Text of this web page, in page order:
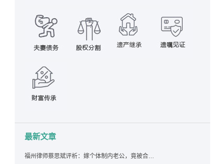
最新文章
福州律师蔡思斌评析：嫁个体制内老公，竟被合伙设局背上近百万债务，婚前不查征信真要命！